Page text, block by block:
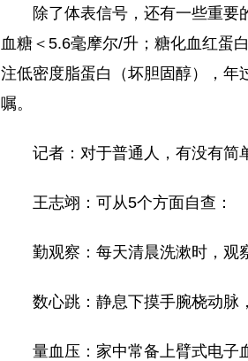
除了体表信号，还有一些重
血糖＜5.6毫摩尔/升；糖化血红蛋
注低密度脂蛋白（坏胆固醇），年
嘱。
记者：对于普通人，有没有简
王志翊：可从5个方面自查：
勤观察：每天清晨洗漱时，观
数心跳：静息下摸手腕桡动
量血压：家中常备上臂式电子